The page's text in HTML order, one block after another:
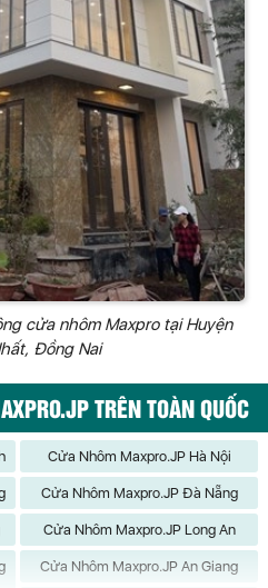
cửa nhôm Maxpro tại Huyện
Đồng Nai
TRÊN TOÀN QUỐC
Cửa Nhôm Maxpro.JP Hà Nội
Cửa Nhôm Maxpro.JP Đà Nẵng
Cửa Nhôm Maxpro.JP Long An
Cửa Nhôm Maxpro.JP An Giang